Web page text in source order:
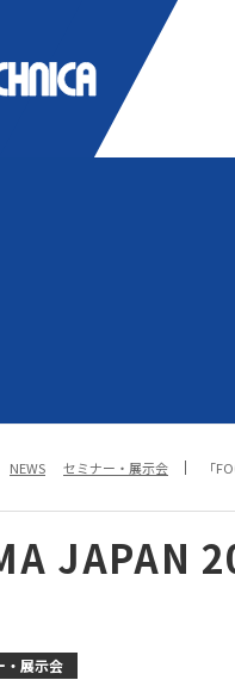
NEWS セミナー・展示会 「
JAPAN
・展示会